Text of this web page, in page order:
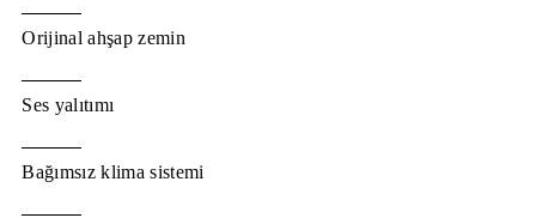
Orijinal ahşap zemin
Ses yalıtımı
Bağımsız klima sistemi